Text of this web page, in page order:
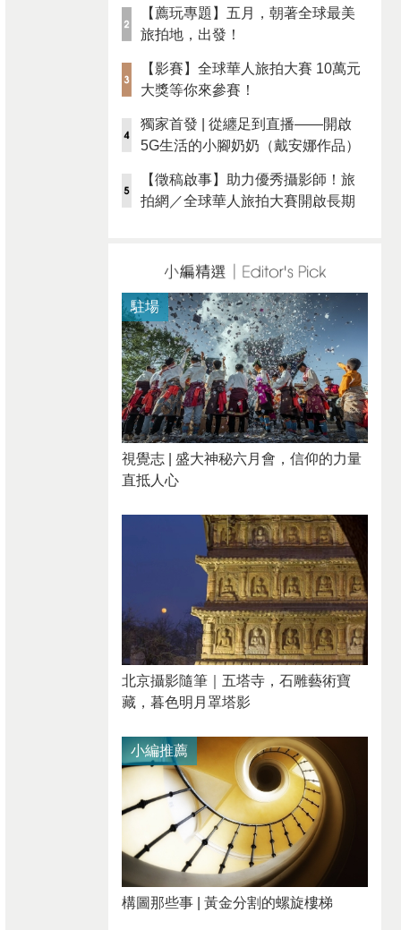
【薦玩專題】五月，朝著全球最美
旅拍地，出發！
【影賽】全球華人旅拍大賽 10萬元
大獎等你來參賽！
獨家首發 | 從纏足到直播——開啟
5G生活的小腳奶奶（戴安娜作品）
【徵稿啟事】助力優秀攝影師！旅
拍網／全球華人旅拍大賽開啟長期
視覺志 | 盛大神秘六月會，信仰的力量
直抵人心
駐場
北京攝影隨筆｜​五塔寺，石雕藝術寶
藏，暮色明月罩塔影
構圖那些事 | 黃金分割的螺旋樓梯
小編推薦